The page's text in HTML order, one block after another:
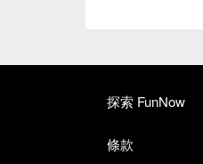
探索 FunNow
條款